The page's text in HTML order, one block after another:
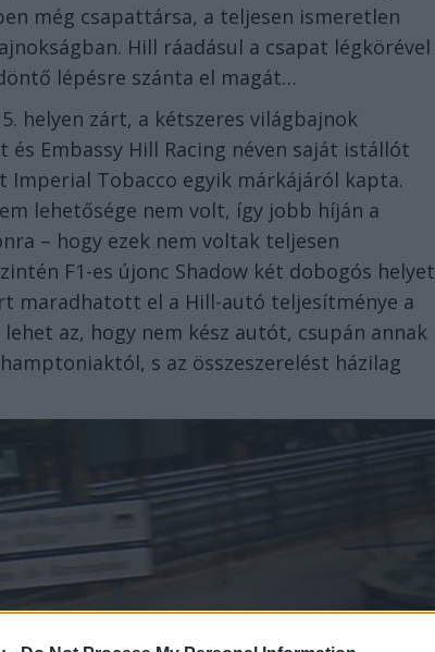
még csapattársa, a teljesen ismeretlen
Hill ráadásul a csapat légkörével
lépésre szánta el magát…
helyen zárt, a kétszeres világbajnok
Embassy Hill Racing néven saját istállót
Tobacco egyik márkájáról kapta.
lehetősége nem volt, így jobb híján a
– hogy ezek nem voltak teljesen
F1-es újonc Shadow két dobogós helyet
maradhatott el a Hill-autó teljesítménye a
az, hogy nem kész autót, csupán annak
s az összeszerelést házilag